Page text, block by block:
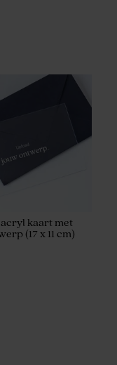
kaart met
(17 x 11 cm)